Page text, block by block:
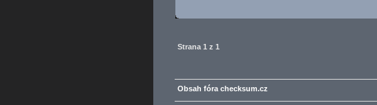
Strana 1 z 1
Obsah fóra checksum.cz